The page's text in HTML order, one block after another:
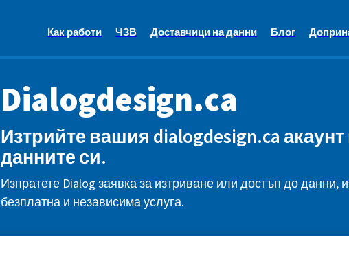
Как работи ЧЗВ Доставчици на данни Блог
Dialogdesign.ca
Изтрийте вашия dialogdesign.ca
данните си.
Изпратете Dialog заявка за изтриване или достъп до данни,
безплатна и независима услуга.